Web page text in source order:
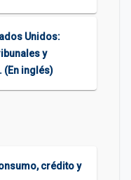
Unidos:
y
(En inglés)
crédito y